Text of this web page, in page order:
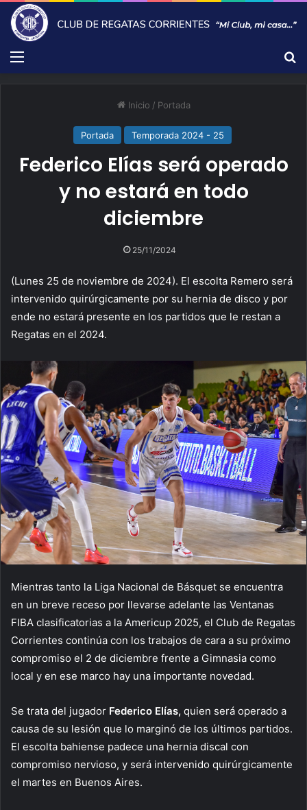
Menú
Inicio / Portada
Portada Temporada 2024 - 25
Federico Elías será operado
y no estará en todo
diciembre
25/11/2024
(Lunes 25 de noviembre de 2024). El escolta Remero será
intervenido quirúrgicamente por su hernia de disco y por
ende no estará presente en los partidos que le restan a
Regatas en el 2024.
Mientras tanto la Liga Nacional de Básquet se encuentra
en un breve receso por llevarse adelante las Ventanas
FIBA clasificatorias a la Americup 2025, el Club de Regatas
Corrientes continúa con los trabajos de cara a su próximo
compromiso el 2 de diciembre frente a Gimnasia como
local y en ese marco hay una importante novedad.
Se trata del jugador Federico Elías, quien será operado a
causa de su lesión que lo marginó de los últimos partidos.
El escolta bahiense padece una hernia discal con
compromiso nervioso, y será intervenido quirúrgicamente
el martes en Buenos Aires.